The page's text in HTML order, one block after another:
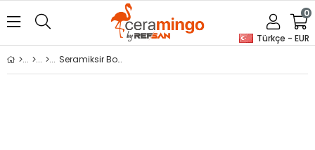
Türkçe - EUR
0
Seramiksir Bodrum 175 Gr SP 1565